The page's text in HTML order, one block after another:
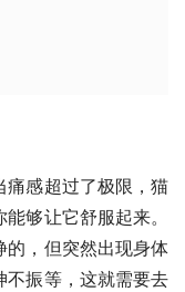
痛感超过了极限，猫
够让它舒服起来。
的，但突然出现身体
不振等，这就需要去